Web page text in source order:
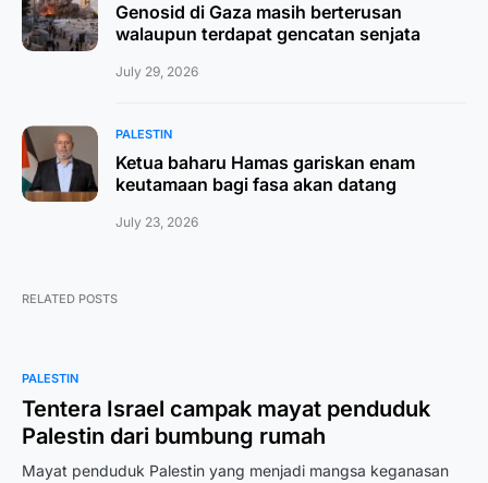
Genosid di Gaza masih berterusan
walaupun terdapat gencatan senjata
July 29, 2026
PALESTIN
Ketua baharu Hamas gariskan enam
keutamaan bagi fasa akan datang
July 23, 2026
RELATED POSTS
PALESTIN
Tentera Israel campak mayat penduduk
Palestin dari bumbung rumah
Mayat penduduk Palestin yang menjadi mangsa keganasan